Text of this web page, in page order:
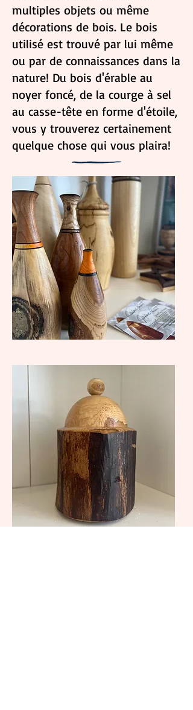
multiples objets ou même
décorations de bois. Le bois
utilisé est trouvé par lui même
ou par de connaissances dans la
nature! Du bois d'érable au
noyer foncé, de la courge à sel
au casse-tête en forme d'étoile,
vous y trouverez certainement
quelque chose qui vous plaira!